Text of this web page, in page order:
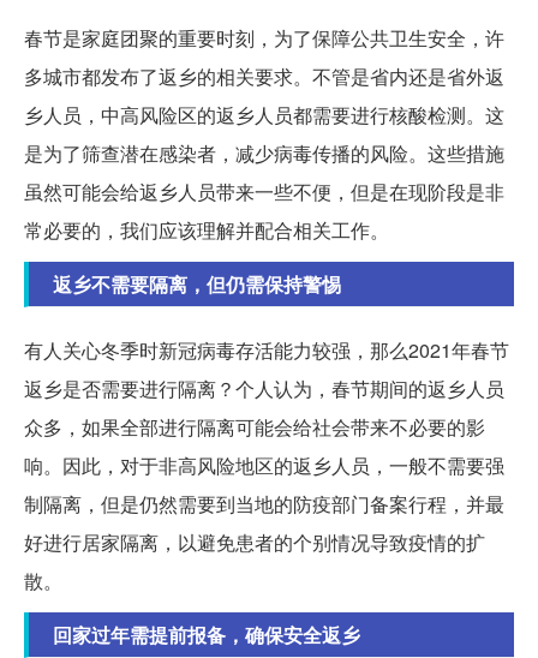
春节是家庭团聚的重要时刻，为了保障公共卫生安全，许
多城市都发布了返乡的相关要求。不管是省内还是省外返
乡人员，中高风险区的返乡人员都需要进行核酸检测。这
是为了筛查潜在感染者，减少病毒传播的风险。这些措施
虽然可能会给返乡人员带来一些不便，但是在现阶段是非
常必要的，我们应该理解并配合相关工作。
返乡不需要隔离，但仍需保持警惕
有人关心冬季时新冠病毒存活能力较强，那么2021年春节
返乡是否需要进行隔离？个人认为，春节期间的返乡人员
众多，如果全部进行隔离可能会给社会带来不必要的影
响。因此，对于非高风险地区的返乡人员，一般不需要强
制隔离，但是仍然需要到当地的防疫部门备案行程，并最
好进行居家隔离，以避免患者的个别情况导致疫情的扩
散。
回家过年需提前报备，确保安全返乡